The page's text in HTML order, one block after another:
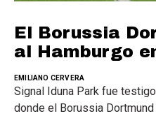
El Borussia
al Hamburgo
EMILIANO CERVERA
Signal Iduna Park fue
donde el Borussia